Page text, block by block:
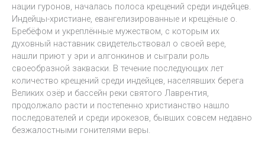
нации гуронов, началась полоса крещений среди индейцев.
Индейцы-христиане, евангелизированные и крещёные о.
Бребёфом и укреплённые мужеством, с которым их
духовный наставник свидетельствовал о своей вере,
нашли приют у эри и алгонкинов и сыграли роль
своеобразной закваски. В течение последующих лет
количество крещений среди индейцев, населявших берега
Великих озёр и бассейн реки святого Лаврентия,
продолжало расти и постепенно христианство нашло
последователей и среди ирокезов, бывших совсем недавно
безжалостными гонителями веры.